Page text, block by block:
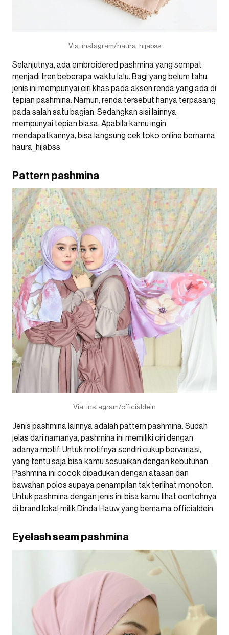
Via: instagram/haura_hijabss
Selanjutnya, ada embroidered pashmina yang sempat
menjadi tren beberapa waktu lalu. Bagi yang belum tahu,
jenis ini mempunyai ciri khas pada aksen renda yang ada di
tepian pashmina. Namun, renda tersebut hanya terpasang
pada salah satu bagian. Sedangkan sisi lainnya,
mempunyai tepian biasa. Apabila kamu ingin
mendapatkannya, bisa langsung cek toko online bernama
haura_hijabss.
Pattern pashmina
Via: instagram/officialdein
Jenis pashmina lainnya adalah pattern pashmina. Sudah
jelas dari namanya, pashmina ini memiliki ciri dengan
adanya motif. Untuk motifnya sendiri cukup bervariasi,
yang tentu saja bisa kamu sesuaikan dengan kebutuhan.
Pashmina ini cocok dipadukan dengan atasan dan
bawahan polos supaya penampilan tak terlihat monoton.
Untuk pashmina dengan jenis ini bisa kamu lihat contohnya
di brand lokal milik Dinda Hauw yang bernama officialdein.
Eyelash seam pashmina